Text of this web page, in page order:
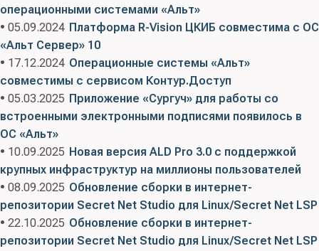
операционными системами «Альт»
• 05.09.2024 Платформа R-Vision ЦКИБ совместима с ОС
«Альт Сервер» 10
• 17.12.2024 Операционные системы «Альт»
совместимы с сервисом Контур.Доступ
• 05.03.2025 Приложение «Сургуч» для работы со
встроенными электронными подписями появилось в
ОС «Альт»
• 10.09.2025 Новая версия ALD Pro 3.0 с поддержкой
крупных инфраструктур на миллионы пользователей
• 08.09.2025 Обновление сборки в интернет-
репозитории Secret Net Studio для Linux/Secret Net LSP
• 22.10.2025 Обновление сборки в интернет-
репозитории Secret Net Studio для Linux/Secret Net LSP